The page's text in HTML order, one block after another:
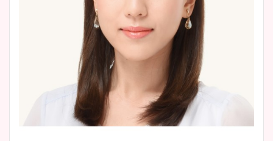
鈴木唯の太ってた時の体重が
ヤバすぎww原因や痩せたダ
イエット方は？昔と現在を画
像比較！
豊島実季アナのカップ画像ま
とめ！美脚や水着姿に年齢も